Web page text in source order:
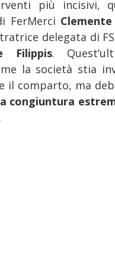
più incisivi,
FerMerci
delegata di
Filippis.
la società stia
il comparto, ma
congiuntura
.